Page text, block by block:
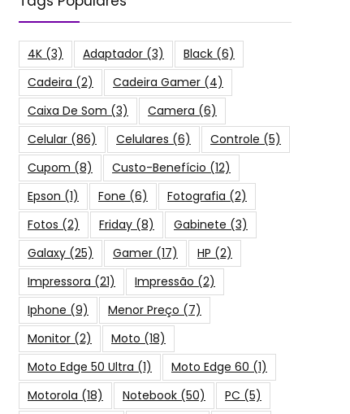
4K (3) Adaptador (3) Black (6)
Cadeira (2) Cadeira Gamer (4)
Caixa De Som (3) Camera (6)
Celular (86) Celulares (6) Controle (5)
Cupom (8) Custo-Benefício (12)
Epson (1) Fone (6) Fotografia (2)
Fotos (2) Friday (8) Gabinete (3)
Galaxy (25) Gamer (17) HP (2)
Impressora (21) Impressão (2)
Iphone (9) Menor Preço (7)
Monitor (2) Moto (18)
Moto Edge 50 Ultra (1) Moto Edge 60 (1)
Motorola (18) Notebook (50) PC (5)